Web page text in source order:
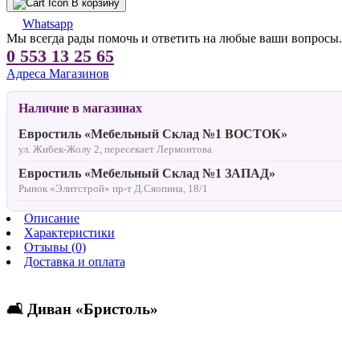
В корзину
Whatsapp
Мы всегда рады помочь и ответить на любые ваши вопросы.
0 553 13 25 65
Адреса Магазинов
Наличие в магазинах
Евростиль «Мебельный Склад №1 ВОСТОК»
ул. Жибек-Жолу 2, пересекает Лермонтова
Евростиль «Мебельный Склад №1 ЗАПАД»
Рынок «Элитстрой» пр-т Д.Сяопина, 18/1
Описание
Характеристики
Отзывы (0)
Доставка и оплата
🛋 Диван «Бристоль»